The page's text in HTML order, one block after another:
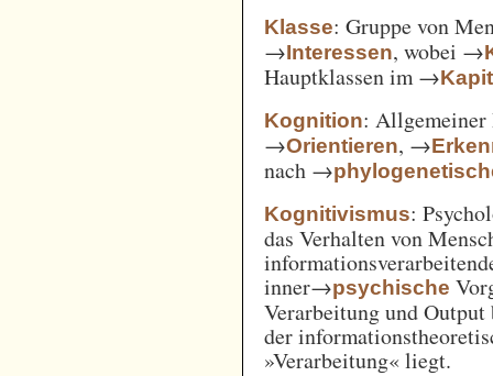
Klasse: Gruppe von
→Interessen, wobei →
Hauptklassen im →
Kognition: Allgemeiner
→Orientieren, →
nach →
Kognitivismus:
das Verhalten von
inner→psychische
Verarbeitung und
der
»Verarbeitung« liegt.